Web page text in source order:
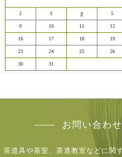
2 3 4 5
9 10 11 12
16 17 18 19
23 24 25 26
30 31
お問い合わ
茶道具や茶室、茶道教室などに関